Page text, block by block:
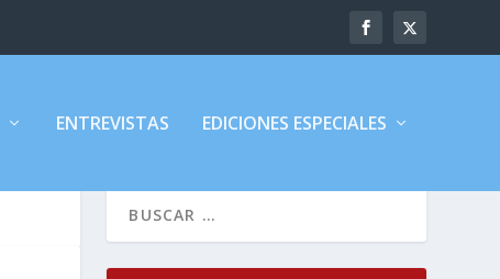
ENTREVISTAS EDICIONES ESPECIALES